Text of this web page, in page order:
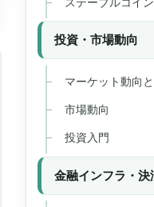
ステーブルコイン
投資・市場動向
マーケット動向
市場動向
投資入門
金融インフラ・決